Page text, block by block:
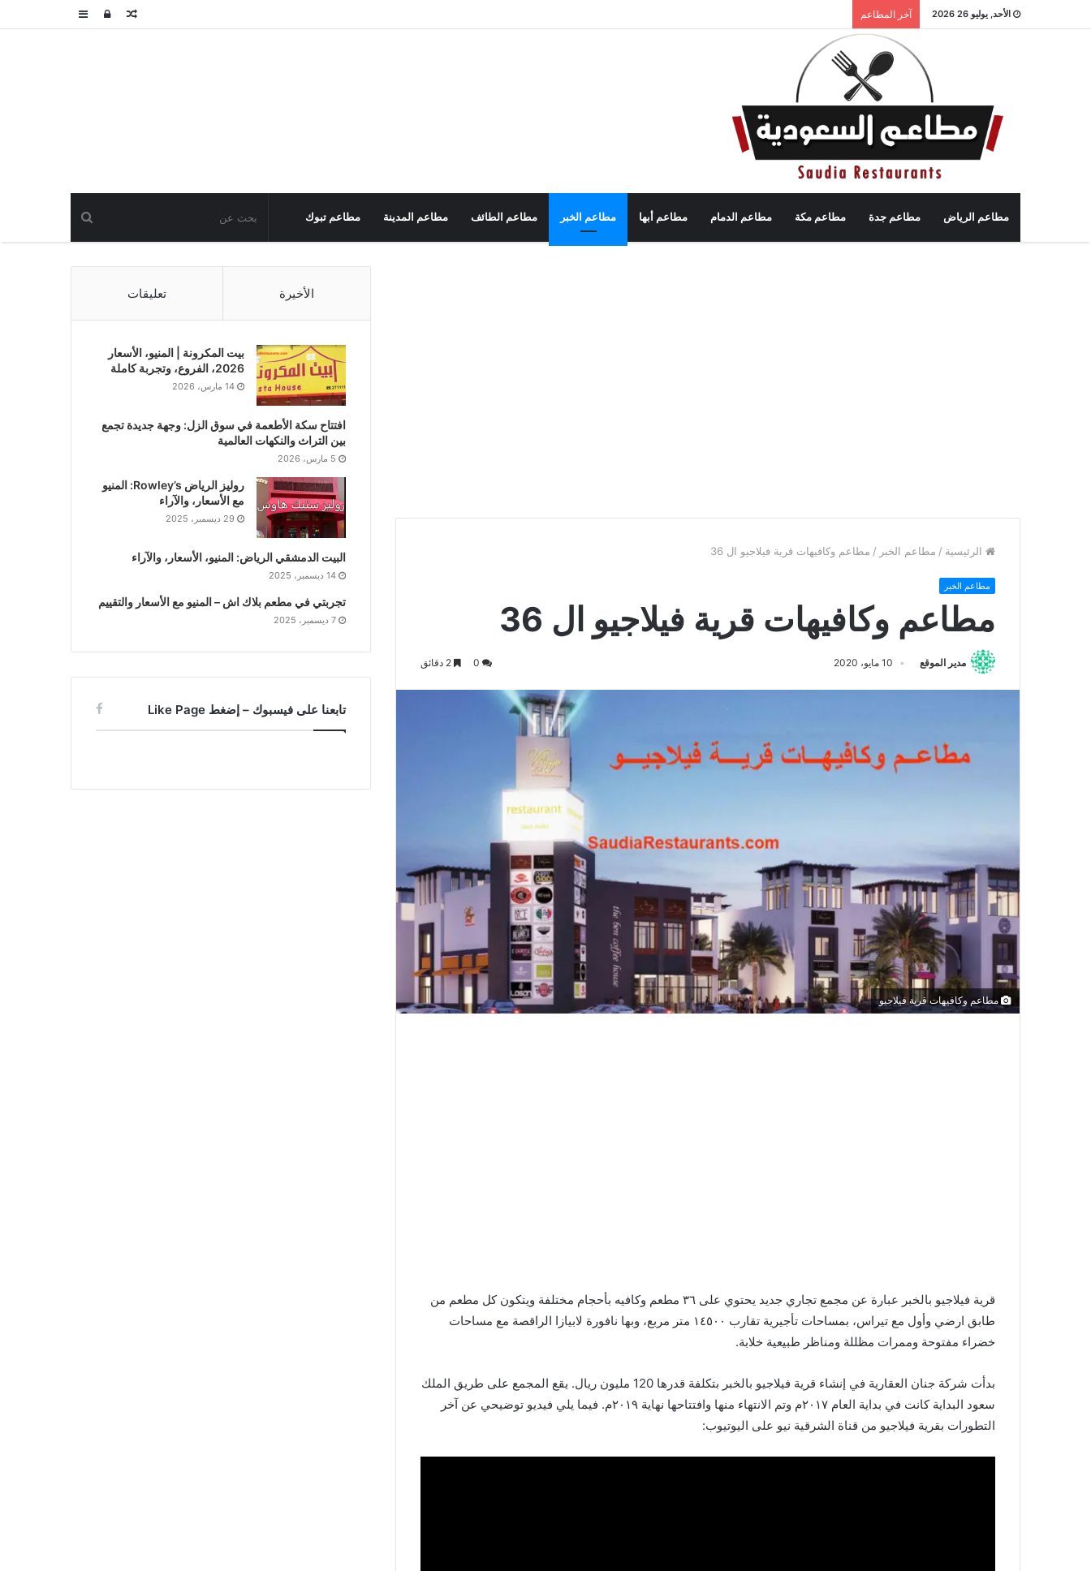
الأحد, يوليو 26 2026 آخر المطاعم عمودتسجيلمقال
مطاعم الرياض مطاعم جدة مطاعم مكة مطاعم الدمام مطاعم أبها مطاعم الخبر مطاعم الطائف مطاعم المدينة مطاعم تبوك
الرئيسية / مطاعم الخبر / مطاعم وكافيهات قرية فيلاجيو ال 36
مطاعم الخبر
مطاعم وكافيهات قرية فيلاجيو ال 36
مدير الموقع 10 مايو، 2020
مطاعم وكافيهات قرية فيلاجيو
قرية فيلاجيو بالخبر عبارة عن مجمع تجاري جديد يحتوي على ٣٦ مطعم وكافيه بأحجام مختلفة ويتكون كل مطعم من
طابق ارضي وأول مع تيراس، بمساحات تأجيرية تقارب ١٤٥٠٠ متر مربع، وبها نافورة لابيازا الراقصة مع مساحات
خضراء مفتوحة وممرات مظللة ومناظر طبيعية خلابة.
بدأت شركة جنان العقارية في إنشاء قرية فيلاجيو بالخبر بتكلفة قدرها 120 مليون ريال. يقع المجمع على طريق الملك
سعود البداية كانت في بداية العام ٢٠١٧م وتم الانتهاء منها وافتتاحها نهاية ٢٠١٩م. فيما يلي فيديو توضيحي عن آخر
التطورات بقرية فيلاجيو من قناة الشرقية نيو على اليوتيوب:
الأخيرة تعليقات
بيت المكرونة | المنيو، الأسعار
2026، الفروع، وتجربة كاملة
14 مارس، 2026
افتتاح سكة الأطعمة في سوق الزل: وجهة جديدة تجمع
بين التراث والنكهات العالمية
5 مارس، 2026
روليز الرياض Rowley’s: المنيو
مع الأسعار، والآراء
29 ديسمبر، 2025
البيت الدمشقي الرياض: المنيو، الأسعار، والآراء
14 ديسمبر، 2025
تجربتي في مطعم بلاك اش – المنيو مع الأسعار والتقييم
7 ديسمبر، 2025
تابعنا على فيسبوك – إضغط Like Page